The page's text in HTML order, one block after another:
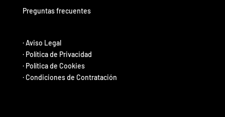
Preguntas frecuentes
·Aviso Legal
· Política de Privacidad
· Política de Cookies
·Condiciones de Contratación